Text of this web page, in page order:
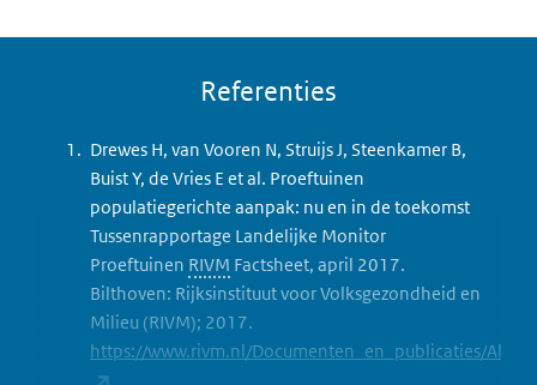
Referenties
Drewes H, van Vooren N, Struijs J, Steenkamer B,
Buist Y, de Vries E et al. Proeftuinen
populatiegerichte aanpak: nu en in de toekomst
Tussenrapportage Landelijke Monitor
Proeftuinen RIVM Factsheet, april 2017.
Bilthoven: Rijksinstituut voor Volksgezondheid en
Milieu (RIVM); 2017.
https://www.rivm.nl/Documenten_en_publicaties/